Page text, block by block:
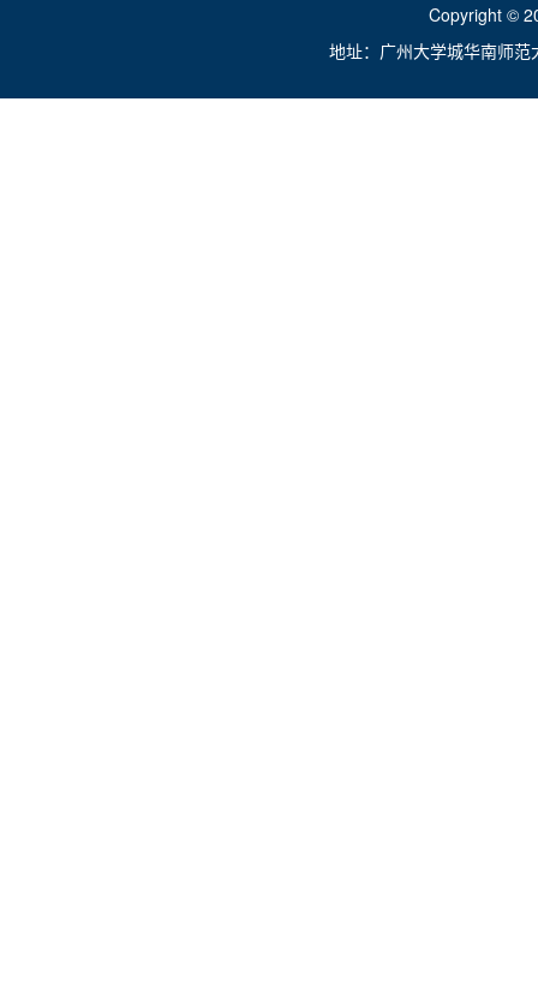
Copyright ©
地址：广州大学城华南